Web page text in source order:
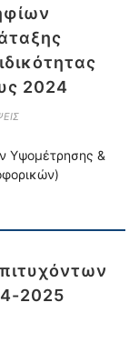
2024
Yψομέτρησης &
2025